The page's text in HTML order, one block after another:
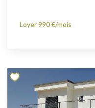
Loyer 990 €/mois